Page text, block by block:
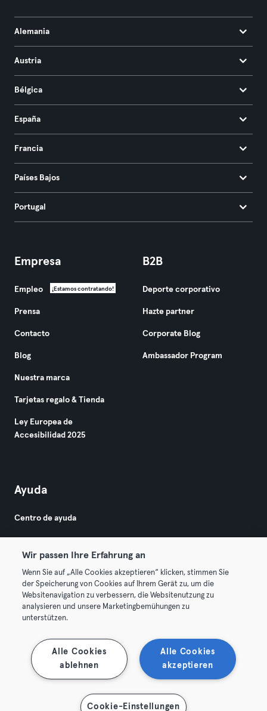
Alemania
Austria
Bélgica
España
Francia
Países Bajos
Portugal
Empresa
Empleo ¡Estamos contratando!
Prensa
Contacto
Blog
Nuestra marca
Tarjetas regalo & Tienda
Ley Europea de
Accesibilidad 2025
B2B
Deporte corporativo
Hazte partner
Corporate Blog
Ambassador Program
Ayuda
Centro de ayuda
© 2026 Urban Sports Group GmbH. All rights reserved.
Términos y condiciones
Rescindir contratos aquí Desistir de contratos aquí
Wir passen Ihre Erfahrung an
Wenn Sie auf „Alle Cookies akzeptieren“ klicken, stimmen Sie
der Speicherung von Cookies auf Ihrem Gerät zu, um die
Websitenavigation zu verbessern, die Websitenutzung zu
analysieren und unsere Marketingbemühungen zu
unterstützen.
Alle Cookies
akzeptieren
Alle Cookies
ablehnen
Cookie-Einstellungen